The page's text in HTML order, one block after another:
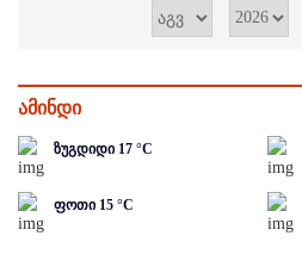
ამინდი
ზუგდიდი 17 °C
ფოთი 15 °C